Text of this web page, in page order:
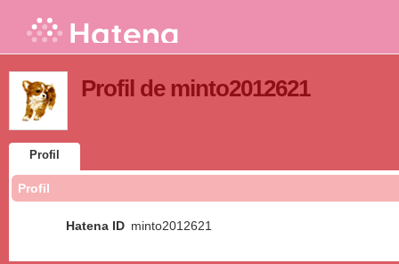
Profil de minto2012621
Profil
Profil
Hatena ID minto2012621